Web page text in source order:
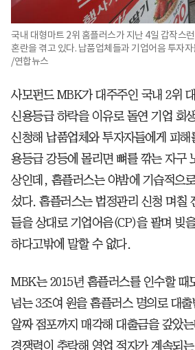
국내 대형마트 2위 홈플러스가 지난 4일 갑작스
혼란을 겪고 있다. 납품업체들과 기업어음 투자
/연합뉴스
사모펀드 MBK가 대주주인 국내 2위
신용등급 하락을 이유로 돌연 기업 회
신청해 납품업체와 투자자들에게 피해
용등급 강등에 몰리면 뼈를 깎는 자구
상인데, 홈플러스는 야밤에 기습적으
섰다. 홈플러스는 법정관리 신청 며칠
들을 상대로 기업어음(CP)을 팔며 빚
하다고밖에 말할 수 없다.
MBK는 2015년 홈플러스를 인수할 때
넘는 3조여 원을 홈플러스 명의로 대
알짜 점포까지 매각해 대출금을 갚았
경쟁력이 추락해 영업 적자가 계속되